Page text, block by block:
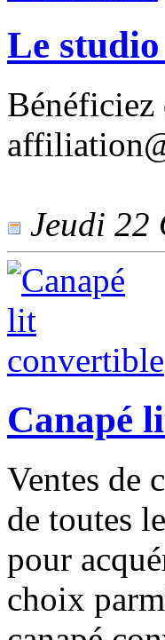
Le
Bénéficiez
Jeudi 22
Canapé
Ventes de
de toutes
pour
choix